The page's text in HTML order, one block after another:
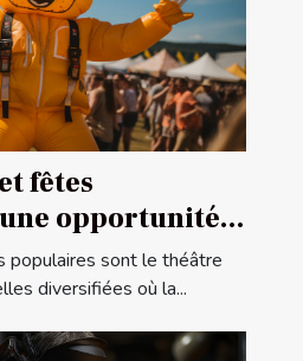
fêtes
opportunité
gonflable
sont le théâtre
diversifiées où la...